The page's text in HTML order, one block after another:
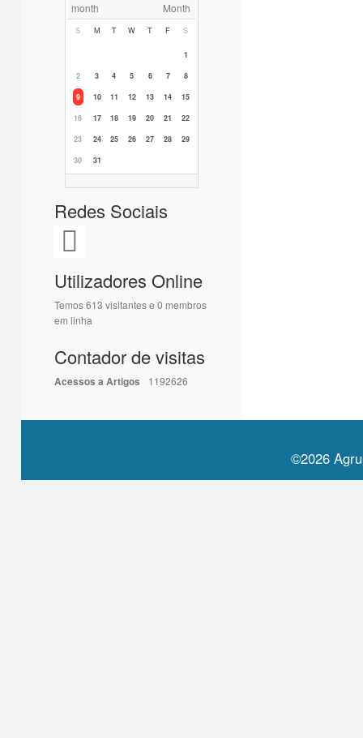
S M T W T F S
1
2
3 4 5 6 7
8
9
10 11 12 13 14
15
16
17 18 19 20 21
22
23
24 25 26 27 28
29
30
31
Redes Sociais
Utilizadores Online
Temos 613 visitantes e 0 membros
em linha
Contador de visitas
Acessos a Artigos 1192626
©2026